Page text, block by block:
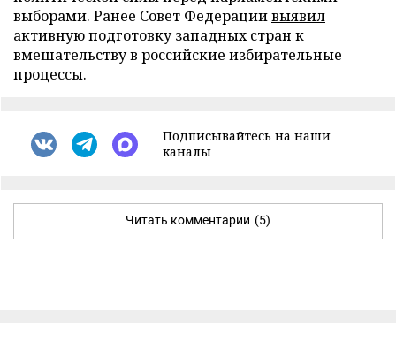
выборами. Ранее Совет Федерациивыявил
активную подготовку западных стран к
вмешательству в российские избирательные
процессы.
Подписывайтесь на наши
каналы
Читать комментарии (5)